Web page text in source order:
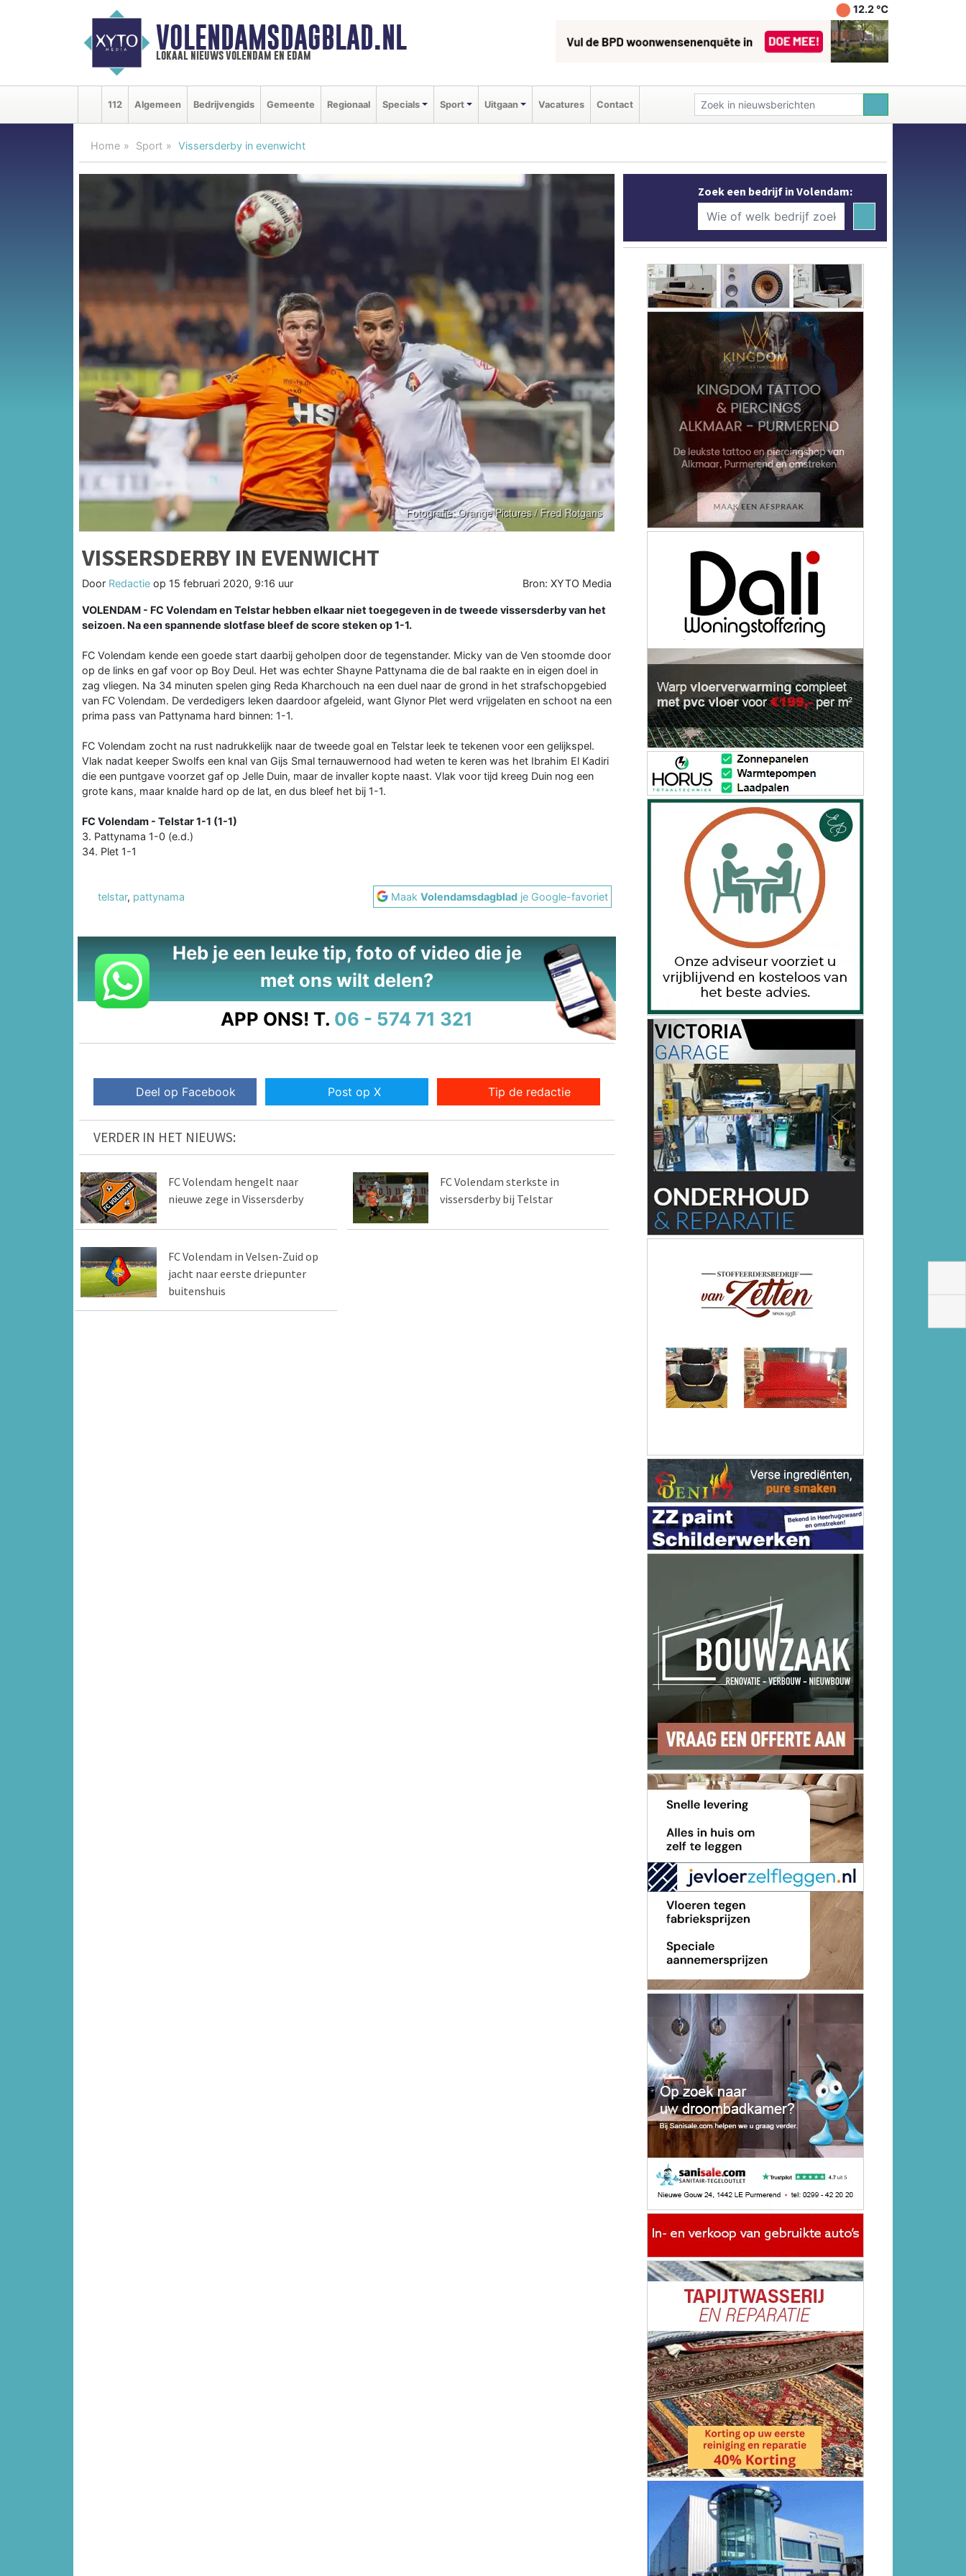
VOLENDAMSDAGBLAD.NL
lokaal nieuws volendam en edam
12.2 ℃
112 Algemeen Bedrijvengids Gemeente Regionaal Specials Sport Uitgaan Vacatures Contact
Home Sport Vissersderby in evenwicht
VISSERSDERBY IN EVENWICHT
Door Redactie op 15 februari 2020, 9:16 uur Bron: XYTO Media
VOLENDAM - FC Volendam en Telstar hebben elkaar niet toegegeven in de tweede vissersderby van het
seizoen. Na een spannende slotfase bleef de score steken op 1-1.
FC Volendam kende een goede start daarbij geholpen door de tegenstander. Micky van de Ven stoomde door
op de links en gaf voor op Boy Deul. Het was echter Shayne Pattynama die de bal raakte en in eigen doel in
zag vliegen. Na 34 minuten spelen ging Reda Kharchouch na een duel naar de grond in het strafschopgebied
van FC Volendam. De verdedigers leken daardoor afgeleid, want Glynor Plet werd vrijgelaten en schoot na een
prima pass van Pattynama hard binnen: 1-1.
FC Volendam zocht na rust nadrukkelijk naar de tweede goal en Telstar leek te tekenen voor een gelijkspel.
Vlak nadat keeper Swolfs een knal van Gijs Smal ternauwernood had weten te keren was het Ibrahim El Kadiri
die een puntgave voorzet gaf op Jelle Duin, maar de invaller kopte naast. Vlak voor tijd kreeg Duin nog een
grote kans, maar knalde hard op de lat, en dus bleef het bij 1-1.
FC Volendam - Telstar 1-1 (1-1)
3. Pattynama 1-0 (e.d.)
34. Plet 1-1
telstar, pattynama MaakVolendamsdagblad je Google-favoriet
Heb je een leuke tip, foto of video die je
met ons wilt delen?
APP ONS! T. 06 - 574 71 321
Deel op Facebook Post op X Tip de redactie
VERDER IN HET NIEUWS:
FC Volendam hengelt naar
nieuwe zege in Vissersderby
FC Volendam sterkste in
vissersderby bij Telstar
FC Volendam in Velsen-Zuid op
jacht naar eerste driepunter
buitenshuis
Zoek een bedrijf in Volendam: